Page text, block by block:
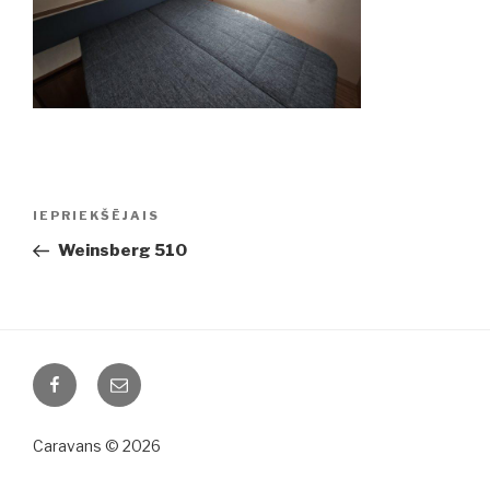
Ziņu
Iepriekšējā
ziņa:
IEPRIEKŠĒJAIS
Weinsberg 510
FacebookEmail
Caravans © 2026